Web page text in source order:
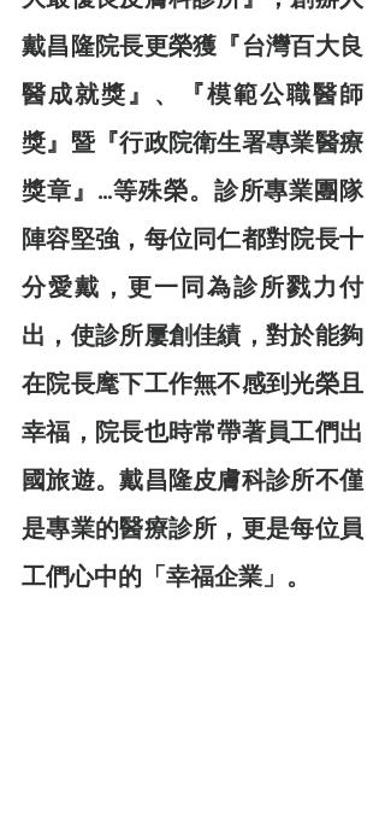
戴昌隆院長更榮獲『台灣百大良
醫成就獎』、『模範公職醫師
獎』暨『行政院衛生署專業醫療
獎章』…等殊榮。診所專業團隊
陣容堅強，每位同仁都對院長十
分愛戴，更一同為診所戮力付
出，使診所屢創佳績，對於能夠
在院長麾下工作無不感到光榮且
幸福，院長也時常帶著員工們出
國旅遊。戴昌隆皮膚科診所不僅
是專業的醫療診所，更是每位員
工們心中的「幸福企業」。